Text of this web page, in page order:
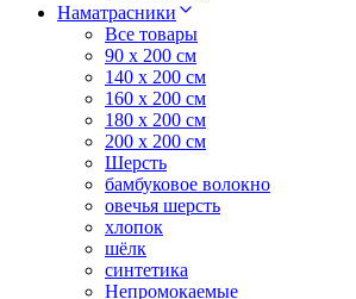
Наматрасники
Все товары
90 x 200 см
140 x 200 см
160 x 200 см
180 x 200 см
200 x 200 см
Шерсть
бамбуковое волокно
овечья шерсть
хлопок
шёлк
синтетика
Непромокаемые